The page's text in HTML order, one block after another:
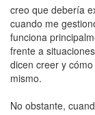
creo que debería
cuando me
funciona
frente a
dicen creer y
mismo.
No obstante,